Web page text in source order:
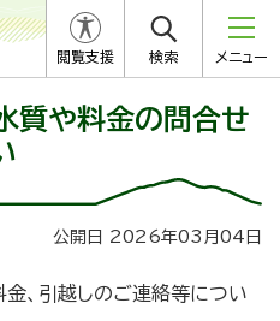
閲覧支援 検索 メニュー
質や料金の問合せ
公開日 2026年03月04日
、引越しのご連絡等につい